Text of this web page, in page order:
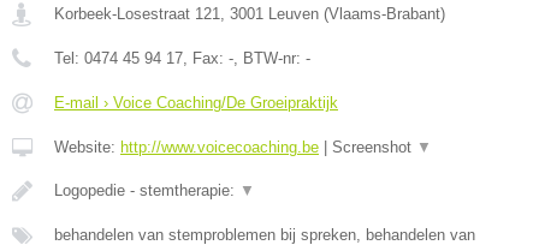
Korbeek-Losestraat 121, 3001 Leuven (Vlaams-Brabant)
Tel: 0474 45 94 17, Fax: -, BTW-nr: -
E-mail › Voice Coaching/De Groeipraktijk
Website: http://www.voicecoaching.be Screenshot ▼
Logopedie - stemtherapie: ▼
behandelen van stemproblemen bij spreken, behandelen van